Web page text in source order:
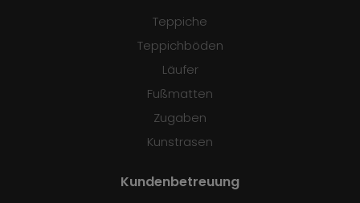
Teppiche
Teppichböden
Läufer
Fußmatten
Zugaben
Kunstrasen
Kundenbetreuung